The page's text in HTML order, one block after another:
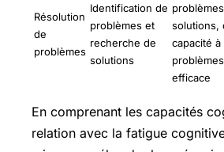
Résolution
de
problèmes
Identification de
problèmes et
recherche de
solutions
solutions,
capacité
efficace
En comprenant les capacités
relation avec la fatigue